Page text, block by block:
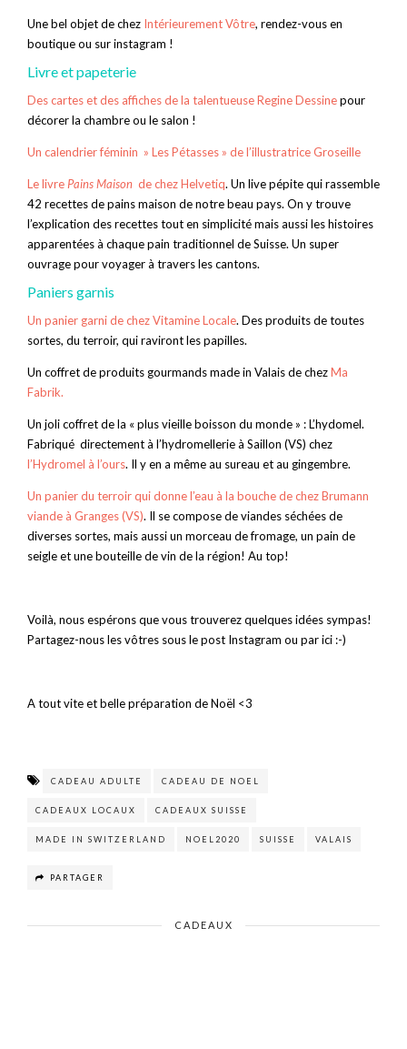
Une bel objet de chez Intérieurement Vôtre, rendez-vous en
boutique ou sur instagram !
Livre et papeterie
Des cartes et des affiches de la talentueuse Regine Dessinepour
décorer la chambre ou le salon !
Un calendrier féminin » Les Pétasses » de l’illustratrice Groseille
Le livre Pains Maison de chez Helvetiq. Un live pépite qui rassemble
42 recettes de pains maison de notre beau pays. On y trouve
l’explication des recettes tout en simplicité mais aussi les histoires
apparentées à chaque pain traditionnel de Suisse. Un super
ouvrage pour voyager à travers les cantons.
Paniers garnis
Un panier garni de chez Vitamine Locale. Des produits de toutes
sortes, du terroir, qui raviront les papilles.
Un coffret de produits gourmands made in Valais de chezMa
Fabrik.
Un joli coffret de la « plus vieille boisson du monde » : L’hydomel.
Fabriqué directement à l’hydromellerie à Saillon (VS) chez
l’Hydromel à l’ours. Il y en a même au sureau et au gingembre.
Un panier du terroir qui donne l’eau à la bouche de chez Brumann
viande à Granges (VS). Il se compose de viandes séchées de
diverses sortes, mais aussi un morceau de fromage, un pain de
seigle et une bouteille de vin de la région! Au top!
Voilà, nous espérons que vous trouverez quelques idées sympas!
Partagez-nous les vôtres sous le post Instagram ou par ici :-)
A tout vite et belle préparation de Noël <3
CADEAU ADULTE CADEAU DE NOEL
CADEAUX LOCAUX CADEAUX SUISSE
MADE IN SWITZERLAND NOEL2020 SUISSE VALAIS
PARTAGER
CADEAUX